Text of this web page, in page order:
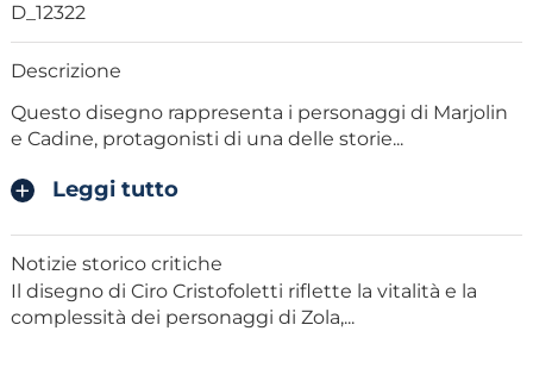
D_12322
Descrizione
Questo disegno rappresenta i personaggi di Marjolin
e Cadine, protagonisti di una delle storie...
Leggi tutto
Notizie storico critiche
Il disegno di Ciro Cristofoletti riflette la vitalità e la
complessità dei personaggi di Zola,...